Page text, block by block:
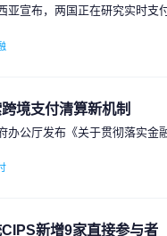
亚宣布，两国正在研究实时支
境支付清算新机制
办公厅发布《关于贯彻落实金
新增9家直接参与者